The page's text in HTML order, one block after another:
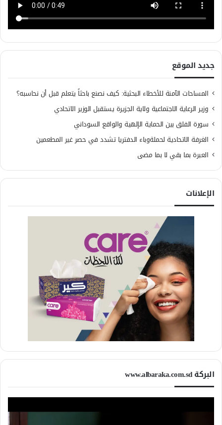
جديد الموقع
المساحات الآمنة للأخطاء البحثية: كيف نصنع باحثاً يتعلم قبل أن نحاسبه؟
وزير الرعاية الاجتماعية ولاية الجزيرة يستقبل الوزير الاتحادي
سورة الفلق بين الحماية الإلهية والواقع السوداني
الغرفة الاتحادية لحملةوباء الدفتريا تشدد في حصر غير المطعمين
العبرة بما بقي لا بما مضى
الإعلانات
البركة www.albaraka.com.sd